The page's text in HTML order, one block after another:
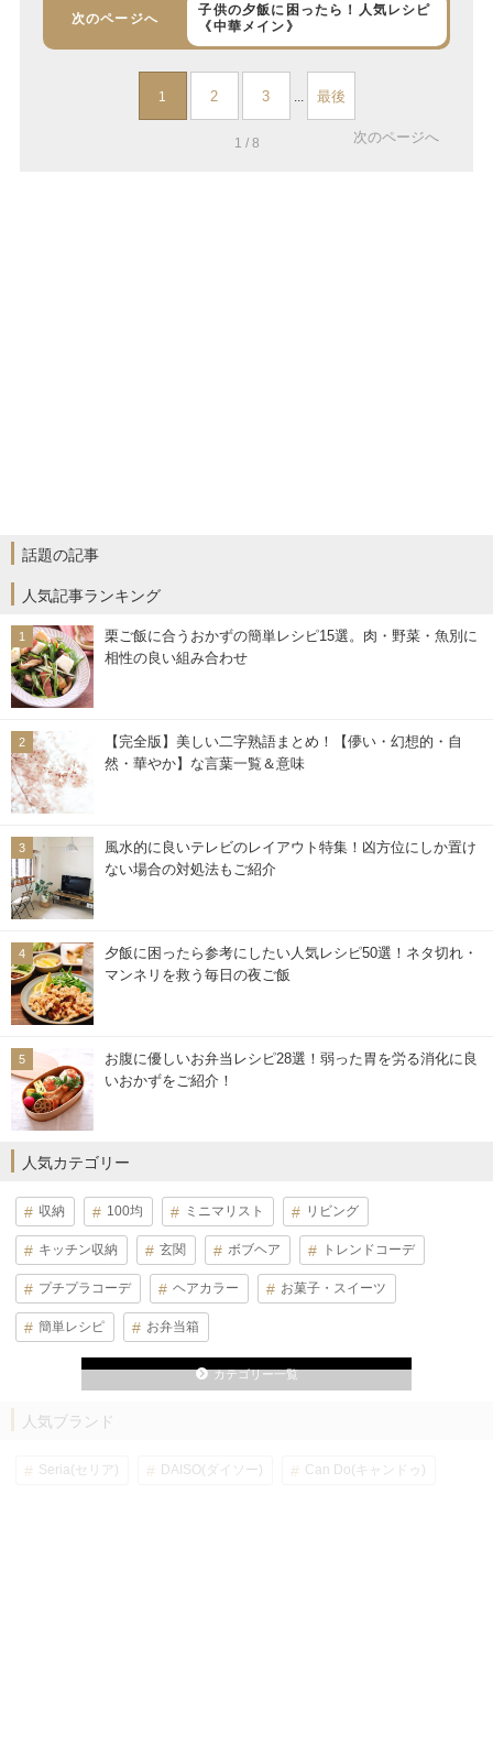
次のページへ
子供の夕飯に困ったら！人気レシピ
《中華メイン》
1 2 3 最後
1 / 8 次のページへ
話題の記事
人気記事ランキング
栗ご飯に合うおかずの簡単レシピ15選。肉・野菜・魚別に
相性の良い組み合わせ
【完全版】美しい二字熟語まとめ！【儚い・幻想的・自
然・華やか】な言葉一覧＆意味
風水的に良いテレビのレイアウト特集！凶方位にしか置け
ない場合の対処法もご紹介
夕飯に困ったら参考にしたい人気レシピ50選！ネタ切れ・
マンネリを救う毎日の夜ご飯
お腹に優しいお弁当レシピ28選！弱った胃を労る消化に良
いおかずをご紹介！
人気カテゴリー
収納 100均 ミニマリスト リビング
キッチン収納 玄関 ボブヘア トレンドコーデ
プチプラコーデ ヘアカラー お菓子・スイーツ
簡単レシピ お弁当箱
カテゴリー一覧
人気ブランド
Seria(セリア) DAISO(ダイソー) Can Do(キャンドゥ)